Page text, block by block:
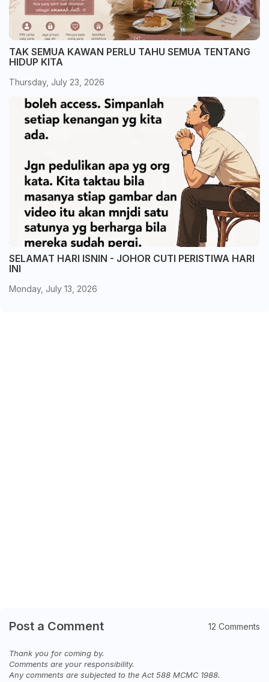
TAK SEMUA KAWAN PERLU TAHU SEMUA TENTANG
HIDUP KITA
Thursday, July 23, 2026
SELAMAT HARI ISNIN - JOHOR CUTI PERISTIWA HARI
INI
Monday, July 13, 2026
Post a Comment 12 Comments
Thank you for coming by.
Comments are your responsibility.
Any comments are subjected to the Act 588 MCMC 1988.